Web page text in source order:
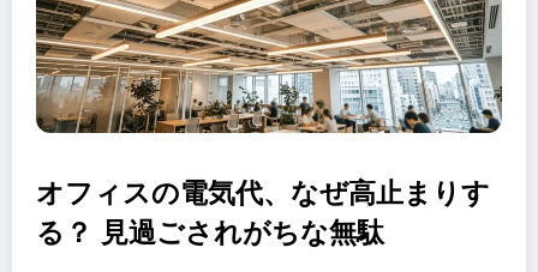
オフィスの電気代、なぜ高止まりす
る？ 見過ごされがちな無駄